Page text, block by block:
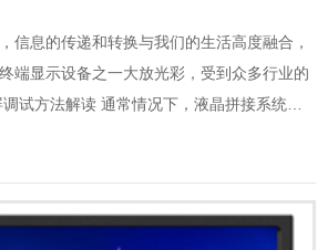
信息的传递和转换与我们的生活高度融合，
端显示设备之一大放光彩，受到众多行业的
也相……